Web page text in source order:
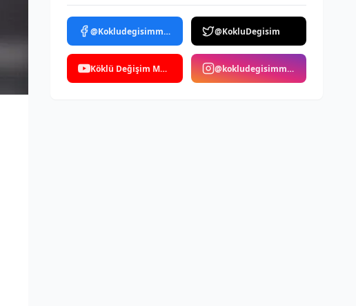
@Kokludegisimmedya @KokluDegisim
Köklü Değişim Medya @kokludegisimmedya